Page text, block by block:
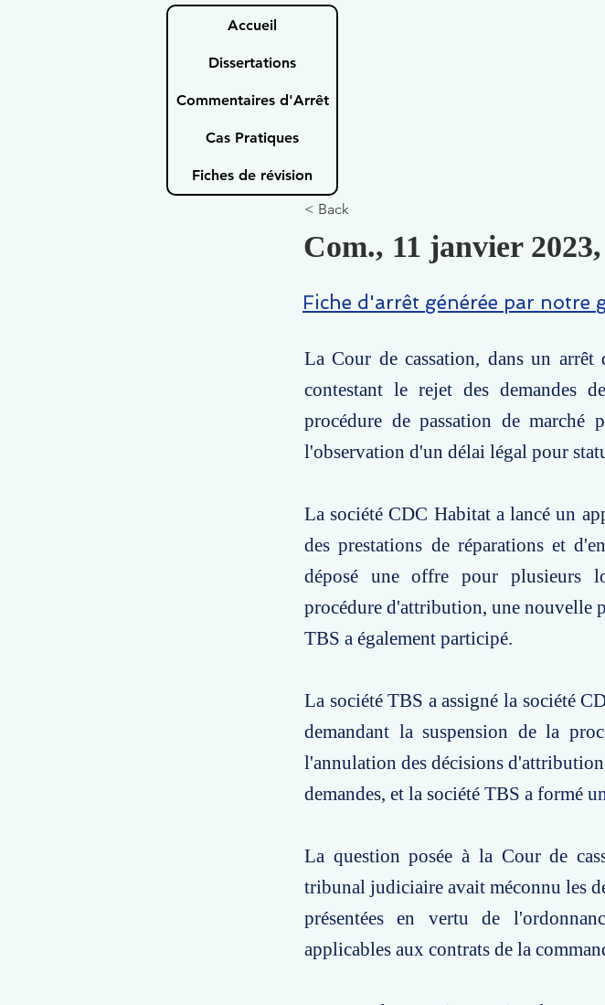
Accueil
Dissertations
Commentaires d'Arrêt
Cas Pratiques
Fiches de révision
< Back
Com., 11 janvier
Fiche d'arrêt générée par notre
La Cour de cassation, dans un
contestant le rejet des demandes
procédure de passation de
l'observation d'un délai légal pour
La société CDC Habitat a lancé un
des prestations de réparations et
déposé une offre pour plusieurs
procédure d'attribution, une nouvelle
TBS a également participé.
La société TBS a assigné la société
demandant la suspension de la
l'annulation des décisions
demandes, et la société TBS a formé
La question posée à la Cour de
tribunal judiciaire avait méconnu les
présentées en vertu de
applicables aux contrats de la